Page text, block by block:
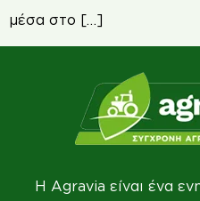
μέσα στο […]
Η Agravia είναι ένα